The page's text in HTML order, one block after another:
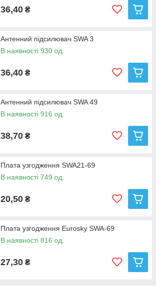
36,40 ₴
Антенний підсилювач SWA 3
В наявності 930 од.
36,40 ₴
Антенний підсилювач SWA 49
В наявності 916 од.
38,70 ₴
Плата узгодження SWA21-69
В наявності 749 од.
20,50 ₴
Плата узгодження Eurosky SWA-69
В наявності 816 од.
27,30 ₴